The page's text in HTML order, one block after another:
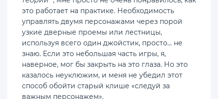
это работает на практике. Необходимость
управлять двумя персонажами через порой
узкие дверные проемы или лестницы,
используя всего один джойстик, просто… не
знаю. Если это небольшая часть игры, я,
наверное, мог бы закрыть на это глаза. Но это
казалось неуклюжим, и меня не убедил этот
способ обойти старый клише «следуй за
важным персонажем».